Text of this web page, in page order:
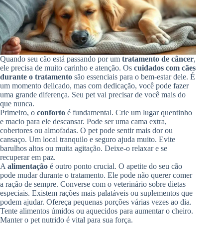
Quando seu cão está passando por um tratamento de câncer,
ele precisa de muito carinho e atenção. Os cuidados com cães
durante o tratamento são essenciais para o bem-estar dele. É
um momento delicado, mas com dedicação, você pode fazer
uma grande diferença. Seu pet vai precisar de você mais do
que nunca.
Primeiro, o conforto é fundamental. Crie um lugar quentinho
e macio para ele descansar. Pode ser uma cama extra,
cobertores ou almofadas. O pet pode sentir mais dor ou
cansaço. Um local tranquilo e seguro ajuda muito. Evite
barulhos altos ou muita agitação. Deixe-o relaxar e se
recuperar em paz.
A alimentação é outro ponto crucial. O apetite do seu cão
pode mudar durante o tratamento. Ele pode não querer comer
a ração de sempre. Converse com o veterinário sobre dietas
especiais. Existem rações mais palatáveis ou suplementos que
podem ajudar. Ofereça pequenas porções várias vezes ao dia.
Tente alimentos úmidos ou aquecidos para aumentar o cheiro.
Manter o pet nutrido é vital para sua força.